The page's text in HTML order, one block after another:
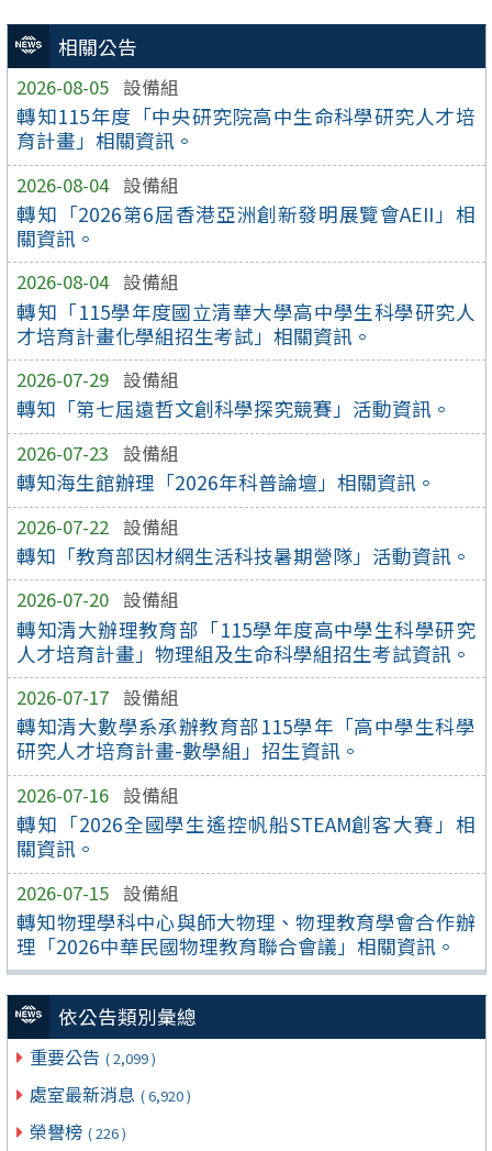
相關公告
2026-08-05 設備組
轉知115年度「中央研究院高中生命科學研究人才培
育計畫」相關資訊。
2026-08-04 設備組
轉知「2026第6屆香港亞洲創新發明展覽會AEII」相
關資訊。
2026-08-04 設備組
轉知「115學年度國立清華大學高中學生科學研究人
才培育計畫化學組招生考試」相關資訊。
2026-07-29 設備組
轉知「第七屆遠哲文創科學探究競賽」活動資訊。
2026-07-23 設備組
轉知海生館辦理「2026年科普論壇」相關資訊。
2026-07-22 設備組
轉知「教育部因材網生活科技暑期營隊」活動資訊。
2026-07-20 設備組
轉知清大辦理教育部「115學年度高中學生科學研究
人才培育計畫」物理組及生命科學組招生考試資訊。
2026-07-17 設備組
轉知清大數學系承辦教育部115學年「高中學生科學
研究人才培育計畫-數學組」招生資訊。
2026-07-16 設備組
轉知「2026全國學生遙控帆船STEAM創客大賽」相
關資訊。
2026-07-15 設備組
轉知物理學科中心與師大物理、物理教育學會合作辦
理「2026中華民國物理教育聯合會議」相關資訊。
依公告類別彙總
重要公告 ( 2,099 )
處室最新消息 ( 6,920 )
榮譽榜 ( 226 )